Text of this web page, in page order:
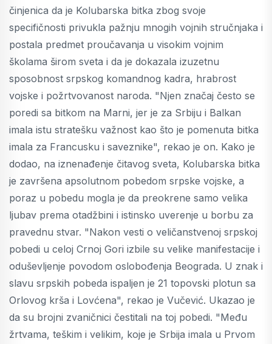
činjenica da je Kolubarska bitka zbog svoje
specifičnosti privukla pažnju mnogih vojnih stručnjaka i
postala predmet proučavanja u visokim vojnim
školama širom sveta i da je dokazala izuzetnu
sposobnost srpskog komandnog kadra, hrabrost
vojske i požrtvovanost naroda. "Njen značaj često se
poredi sa bitkom na Marni, jer je za Srbiju i Balkan
imala istu stratešku važnost kao što je pomenuta bitka
imala za Francusku i saveznike", rekao je on. Kako je
dodao, na iznenađenje čitavog sveta, Kolubarska bitka
je završena apsolutnom pobedom srpske vojske, a
poraz u pobedu mogla je da preokrene samo velika
ljubav prema otadžbini i istinsko uverenje u borbu za
pravednu stvar. "Nakon vesti o veličanstvenoj srpskoj
pobedi u celoj Crnoj Gori izbile su velike manifestacije i
oduševljenje povodom oslobođenja Beograda. U znak i
slavu srpskih pobeda ispaljen je 21 topovski plotun sa
Orlovog krša i Lovćena", rekao je Vučević. Ukazao je
da su brojni zvaničnici čestitali na toj pobedi. "Među
žrtvama, teškim i velikim, koje je Srbija imala u Prvom